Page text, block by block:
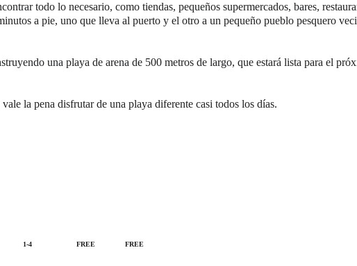
todo lo necesario, como tiendas, pequeños supermercados, bares,
a pie, uno que lleva al puerto y el otro a un pequeño pueblo pesquero
una playa de arena de 500 metros de largo, que estará lista para el
la pena disfrutar de una playa diferente casi todos los días.
FREE FREE
1-4